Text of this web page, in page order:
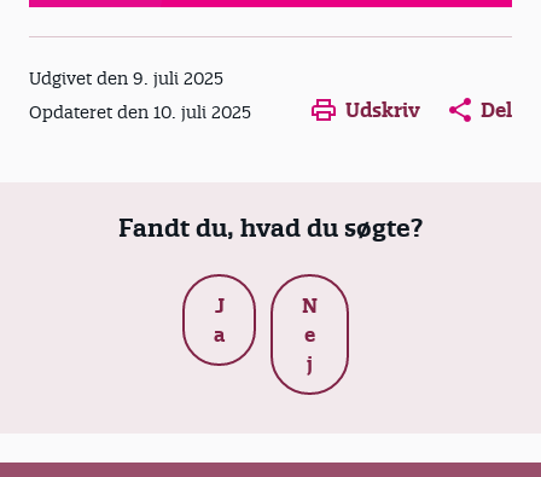
Udgivet den 9. juli 2025
Opdateret den 10. juli 2025
Udskriv Del
Fandt du, hvad du søgte?
J
a
N
e
j